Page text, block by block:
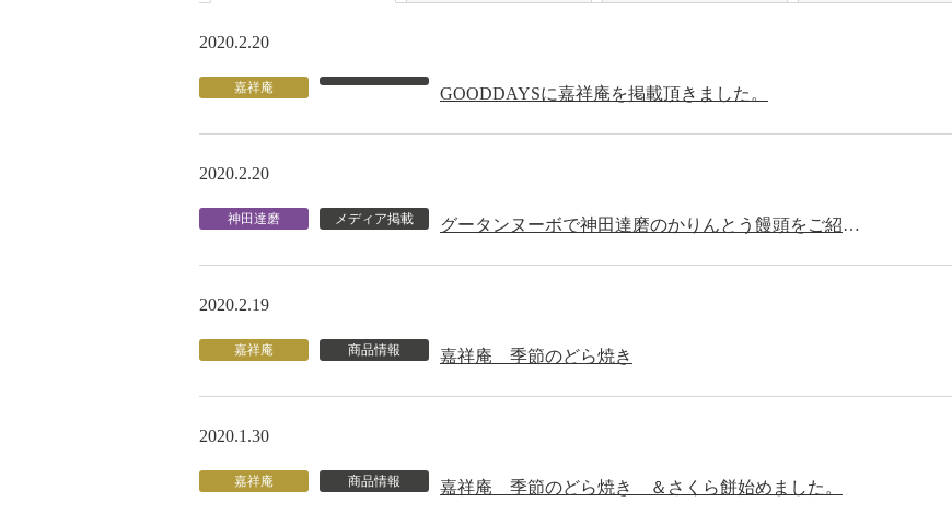
2020.2.20
嘉祥庵 GOODDAYSに嘉祥庵を掲載頂きました。
2020.2.20
神田達磨 メディア掲載 グータンヌーボで神田達磨のかりんとう饅頭をご紹介頂きました。
2020.2.19
嘉祥庵 商品情報 嘉祥庵 季節のどら焼き
2020.1.30
嘉祥庵 商品情報 嘉祥庵 季節のどら焼き ＆さくら餅始めました。